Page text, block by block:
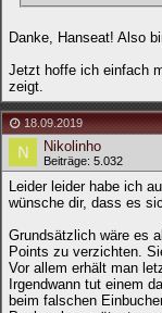
Danke, Hanseat! Also
Jetzt hoffe ich einfach
zeigt.
18.09.2019
Nikolinho
Beiträge: 5.032
Leider leider habe ich
wünsche dir, dass es
Grundsätzlich wäre es
Points zu verzichten.
Vor allem erhält man
Irgendwann tut einem
beim falschen